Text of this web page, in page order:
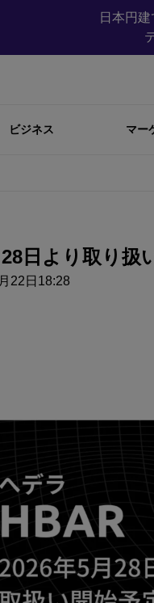
日本円
ビジネス マー
日より取り扱
22日18:28